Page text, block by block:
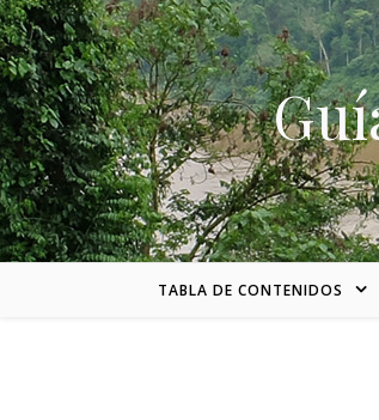
Skip to content
TABLA DE CONTENIDOS